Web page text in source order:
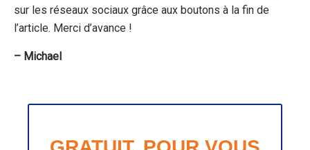
sur les réseaux sociaux grâce aux boutons à la fin de
l’article. Merci d’avance !
– Michael